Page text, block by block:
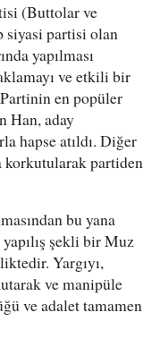
(Buttolar ve
siyasi partisi olan
yapılması
ve etkili bir
en popüler
Han, aday
hapse atıldı. Diğer
korkutularak partiden
bu yana
şekli bir Muz
Yargıyı,
ve manipüle
ve adalet tamamen